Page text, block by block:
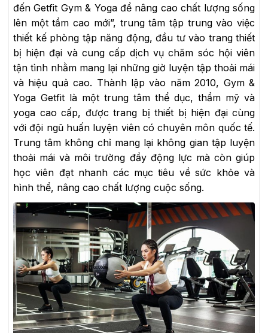
đến Getfit Gym & Yoga để nâng cao chất lượng sống
lên một tầm cao mới”, trung tâm tập trung vào việc
thiết kế phòng tập năng động, đầu tư vào trang thiết
bị hiện đại và cung cấp dịch vụ chăm sóc hội viên
tận tình nhằm mang lại những giờ luyện tập thoải mái
và hiệu quả cao. Thành lập vào năm 2010, Gym &
Yoga Getfit là một trung tâm thể dục, thẩm mỹ và
yoga cao cấp, được trang bị thiết bị hiện đại cùng
với đội ngũ huấn luyện viên có chuyên môn quốc tế.
Trung tâm không chỉ mang lại không gian tập luyện
thoải mái và môi trường đầy động lực mà còn giúp
học viên đạt nhanh các mục tiêu về sức khỏe và
hình thể, nâng cao chất lượng cuộc sống.